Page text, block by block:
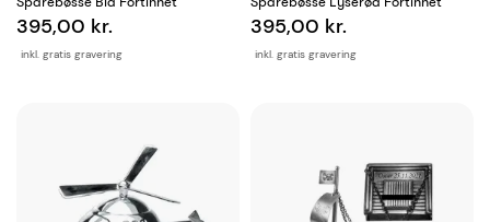
inkl. gratis gravering
395,00 kr.
inkl. gratis gravering
395,00 kr.